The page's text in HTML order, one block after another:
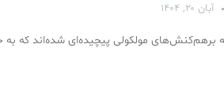
آبان ۲۰, ۱۴۰۴
برهم‌کنش‌های مولکولی پیچیده‌ای شده‌اند که به